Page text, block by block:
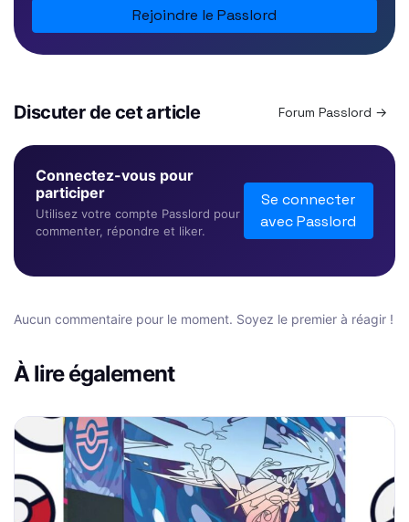
Rejoindre le Passlord
Discuter de cet article Forum Passlord →
Connectez-vous pour
participer
Utilisez votre compte Passlord pour
commenter, répondre et liker.
Se connecter
avec Passlord
Aucun commentaire pour le moment. Soyez le premier à réagir !
À lire également